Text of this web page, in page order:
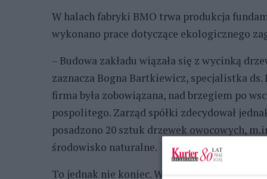
W halach fabryki BMO trwa produkcja
wykonano prace dotyczące ekologicznego
– Budowa zakładu wiązała się z wycinką
zaznacza Bogna Bartkiewicz, specjalistka
firma była zobowiązana, nad brzegiem po
pospolitego. Zarząd spółki zdecydował
posadzono 20 sztuk drzewek owocowych,
środowisko naturalne.
To jednak nie koniec. W tym roku w pasie